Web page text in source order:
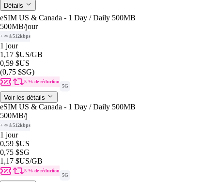
Détails
eSIM US & Canada - 1 Day / Daily 500MB
500MB/jour
+ ∞ à 512kbps
1 jour
1,17 $US/GB
0,59 $US
(0,75 $SG)
5 % de réduction
5G
Voir les détails
eSIM US & Canada - 1 Day / Daily 500MB
500MB/j
+ ∞ à 512kbps
1 jour
0,59 $US
0,75 $SG
1,17 $US/GB
5 % de réduction
5G